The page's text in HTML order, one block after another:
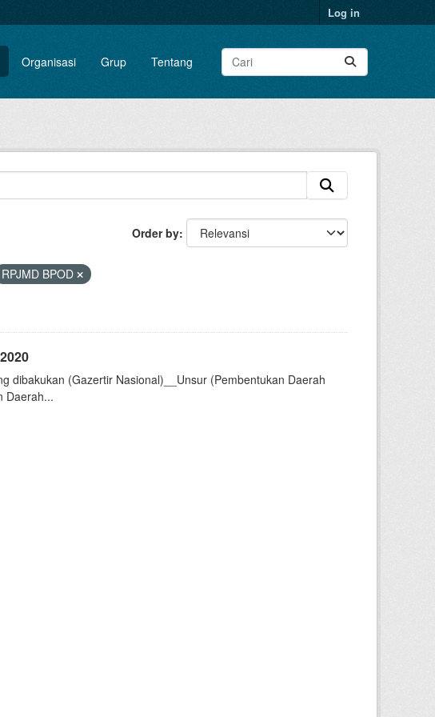
Log in
Organisasi Grup Tentang
Order by
RPJMD BPOD
dibakukan (Gazertir Nasional)__Unsur (Pembentukan Daerah
Daerah...